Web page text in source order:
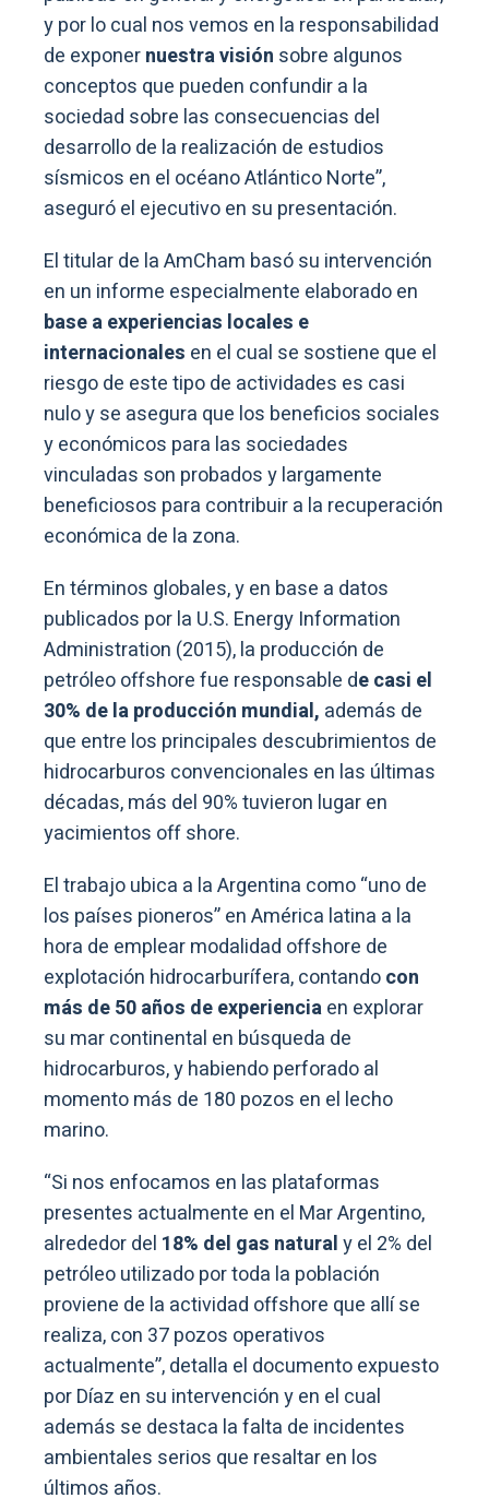
y por lo cual nos vemos en la responsabilidad
de exponernuestra visión sobre algunos
conceptos que pueden confundir a la
sociedad sobre las consecuencias del
desarrollo de la realización de estudios
sísmicos en el océano Atlántico Norte”,
aseguró el ejecutivo en su presentación.
El titular de la AmCham basó su intervención
en un informe especialmente elaborado en
base a experiencias locales e
internacionales en el cual se sostiene que el
riesgo de este tipo de actividades es casi
nulo y se asegura que los beneficios sociales
y económicos para las sociedades
vinculadas son probados y largamente
beneficiosos para contribuir a la recuperación
económica de la zona.
En términos globales, y en base a datos
publicados por la U.S. Energy Information
Administration (2015), la producción de
petróleo offshore fue responsable de casi el
30% de la producción mundial, además de
que entre los principales descubrimientos de
hidrocarburos convencionales en las últimas
décadas, más del 90% tuvieron lugar en
yacimientos off shore.
El trabajo ubica a la Argentina como “uno de
los países pioneros” en América latina a la
hora de emplear modalidad offshore de
explotación hidrocarburífera, contandocon
más de 50 años de experienciaen explorar
su mar continental en búsqueda de
hidrocarburos, y habiendo perforado al
momento más de 180 pozos en el lecho
marino.
“Si nos enfocamos en las plataformas
presentes actualmente en el Mar Argentino,
alrededor del 18% del gas naturaly el 2% del
petróleo utilizado por toda la población
proviene de la actividad offshore que allí se
realiza, con 37 pozos operativos
actualmente”, detalla el documento expuesto
por Díaz en su intervención y en el cual
además se destaca la falta de incidentes
ambientales serios que resaltar en los
últimos años.